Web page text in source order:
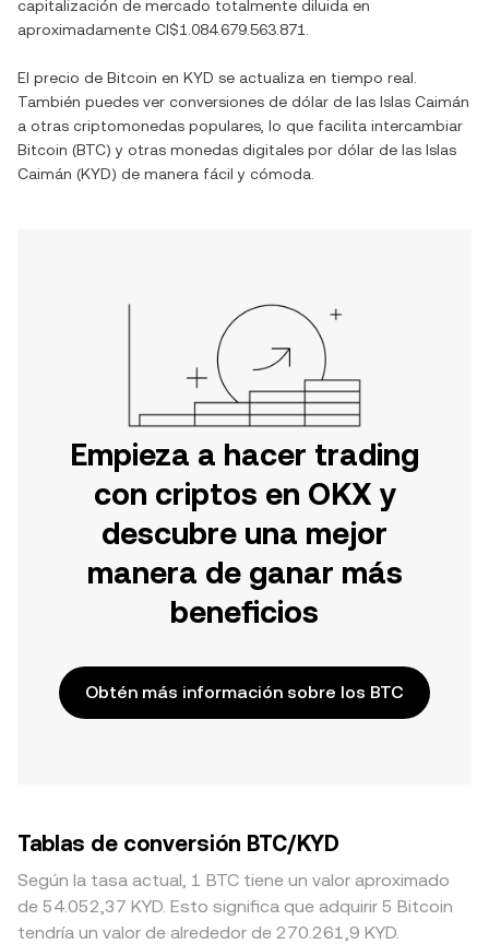
capitalización de mercado totalmente diluida en
aproximadamente CI$1.084.679.563.871
El precio de Bitcoin en KYD se actualiza en tiempo real.
También puedes ver conversiones de dólar de las Islas Caimán
a otras criptomonedas populares, lo que facilita intercambiar
Bitcoin (BTC) y otras monedas digitales por dólar de las Islas
Caimán (KYD) de manera fácil y cómoda.
Empieza a hacer trading
con criptos en OKX y
descubre una mejor
manera de ganar más
beneficios
Obtén más información sobre los BTC
Tablas de conversión BTC/KYD
Según la tasa actual, 1 BTC tiene un valor aproximado
de 54.052,37 KYD. Esto significa que adquirir 5 Bitcoin
tendría un valor de alrededor de 270.261,9 KYD.